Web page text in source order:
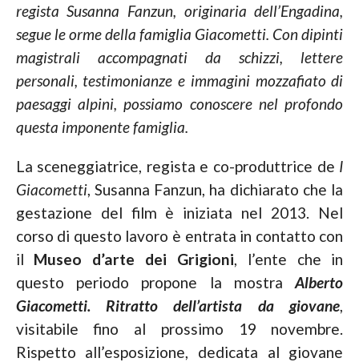
regista Susanna Fanzun, originaria dell’Engadina,
segue le orme della famiglia Giacometti. Con dipinti
magistrali accompagnati da schizzi, lettere
personali, testimonianze e immagini mozzafiato di
paesaggi alpini, possiamo conoscere nel profondo
questa imponente famiglia.
La sceneggiatrice, regista e co-produttrice de I
Giacometti, Susanna Fanzun, ha dichiarato che la
gestazione del film è iniziata nel 2013. Nel
corso di questo lavoro è entrata in contatto con
il Museo d’arte dei Grigioni, l’ente che in
questo periodo propone la mostraAlberto
Giacometti. Ritratto dell’artista da giovane,
visitabile fino al prossimo 19 novembre.
Rispetto all’esposizione, dedicata al giovane